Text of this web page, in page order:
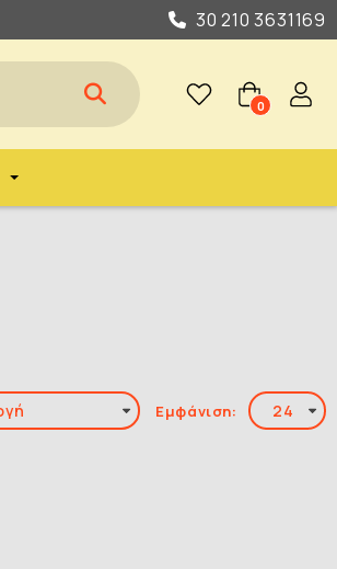
30 210 3631169
0
Εμφάνιση: